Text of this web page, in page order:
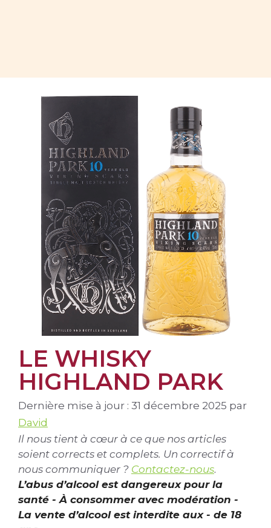
LE WHISKY
HIGHLAND PARK
Dernière mise à jour : 31 décembre 2025 par
David
Il nous tient à cœur à ce que nos articles
soient corrects et complets. Un correctif à
nous communiquer ? Contactez-nous.
L’abus d’alcool est dangereux pour la
santé - À consommer avec modération -
La vente d’alcool est interdite aux - de 18